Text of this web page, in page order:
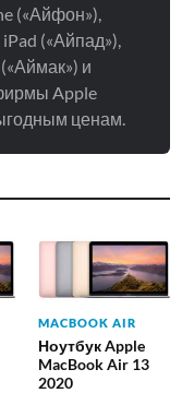
(«Айфон»),
(«Айпад»),
и
Apple
ценам.
MACBOOK AIR
Ноутбук Apple
MacBook Air 13
2020